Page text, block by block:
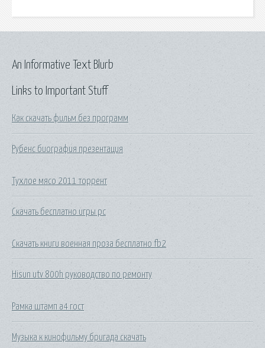
Links to Important Stuff
Как скачать фильм без программ
Рубенс биография презентация
Тухлое мясо 2011 торрент
Скачать бесплатно игры рс
Скачать книги военная проза бесплатно fb2
Hisun utv 800h руководство по ремонту
Рамка штамп а4 гост
Музыка к кинофильму бригада скачать
An Informative Text Blurb